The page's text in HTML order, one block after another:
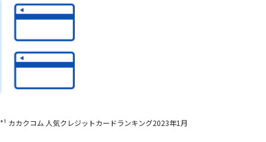
*¹ カカクコム 人気クレジットカードランキング2023年1月